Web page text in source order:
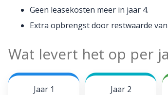
Geen leasekosten meer in jaar 4.
Extra opbrengst door restwaarde
Wat levert het op per
Jaar 1 Jaar 2